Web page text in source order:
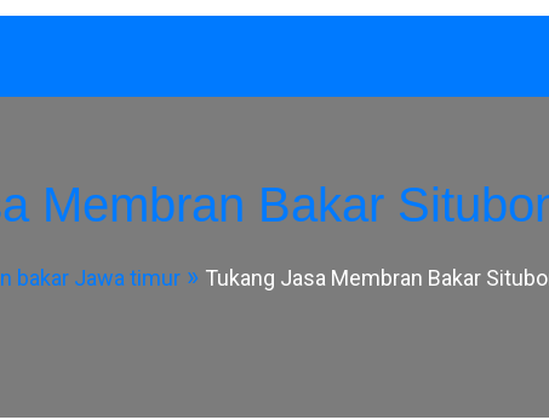
Membran Bakar
bakar Jawa timur Tukang Jasa Membran Bakar